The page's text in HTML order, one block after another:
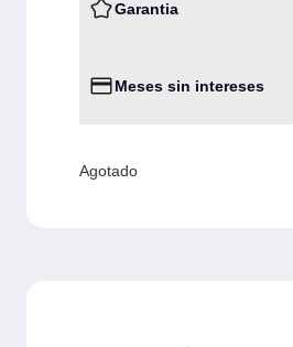
Garantia
Meses sin intereses
Agotado